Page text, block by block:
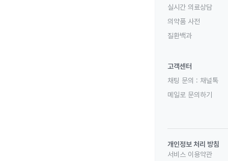
실시간 의료상담
의약품 사전
질환백과
고객센터
채팅 문의 : 채널톡
메일로 문의하기
개인정보 처리 방침
서비스 이용약관